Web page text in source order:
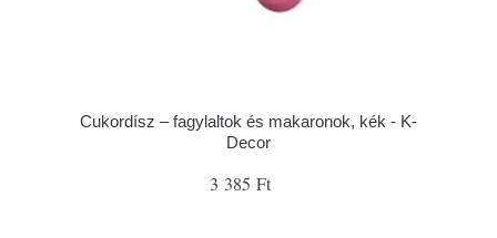
Cukordísz – fagylaltok és makaronok, kék - K-
Decor
3 385 Ft